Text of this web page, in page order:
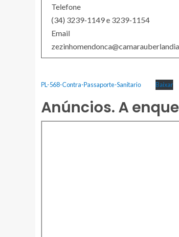
Telefone
(34) 3239-1149 e 3239-1154
Email
PL-568-Contra-Passaporte-Sanitario Baixar
Anúncios. A